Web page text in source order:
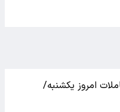
امروز یکشنبه/